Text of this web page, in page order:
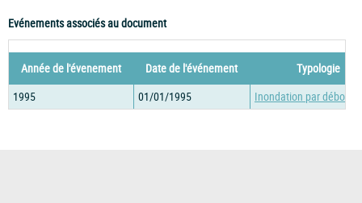
Evénements associés au document
Année de l'évenement Date de l'événement
Typologie
1995
01/01/1995 Inondation par